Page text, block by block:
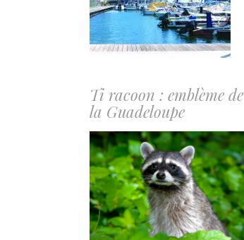
Ti racoon : emblème de
la Guadeloupe